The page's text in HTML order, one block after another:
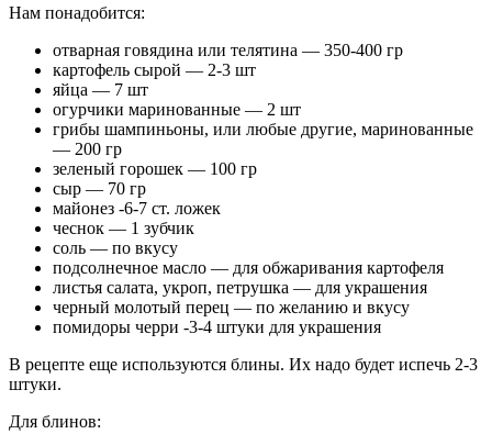
Нам понадобится:
отварная говядина или телятина — 350-400 гр
картофель сырой — 2-3 шт
яйца — 7 шт
огурчики маринованные — 2 шт
грибы шампиньоны, или любые другие, маринованные
— 200 гр
зеленый горошек — 100 гр
сыр — 70 гр
майонез -6-7 ст. ложек
чеснок — 1 зубчик
соль — по вкусу
подсолнечное масло — для обжаривания картофеля
листья салата, укроп, петрушка — для украшения
черный молотый перец — по желанию и вкусу
помидоры черри -3-4 штуки для украшения
В рецепте еще используются блины. Их надо будет испечь 2-3
штуки.
Для блинов: